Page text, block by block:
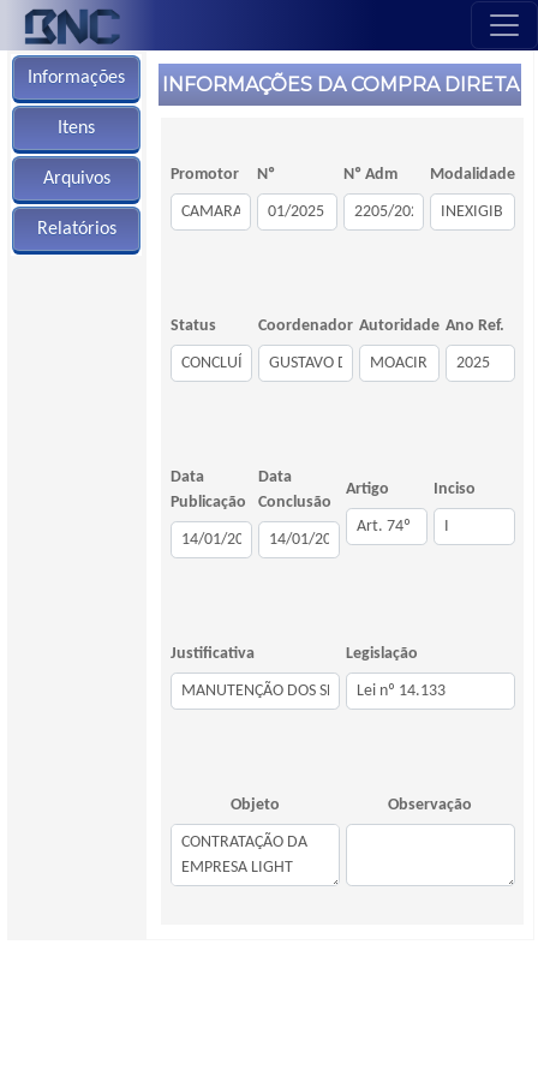
Informações
Itens
Arquivos
Relatórios
INFORMAÇÕES DA COMPRA DIRETA
Promotor Nº Nº Adm Modalidade
Status Coordenador Autoridade Ano Ref.
Data
Publicação
Data
Conclusão
Artigo Inciso
Justificativa Legislação
Objeto Observação